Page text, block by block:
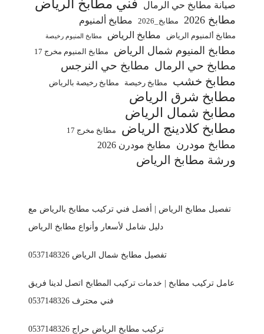
صيانة مطابخ حي الرمال فني مطابخ الرياض
مطابخ 2026 مطابخ_2026 مطابخ ألمنيوم
مطابخ ألمنيوم الرياض مطابخ الرياض مطابخ المنيوم رخيصة
مطابخ المنيوم شمال الرياض مطابخ المنيوم مخرج 17
مطابخ حي الرمال مطابخ حي النرجس
مطابخ خشب مطابخ رخيصة مطابخ رخيصة بالرياض
مطابخ شرق الرياض
مطابخ شمال الرياض
مطابخ كلادينج الرياض
مطابخ مخرج 17
مطابخ مودرن مطابخ مودرن 2026
ورشة مطابخ الرياض
تفصيل مطابخ الرياض | أفضل فني تركيب مطابخ بالرياض مع
دليل شامل لأسعار وأنواع مطابخ الرياض
تفصيل مطابخ شمال الرياض 0537148326
عامل تركيب مطابخ | خدمات تركيب المطابخ اتصل لدينا فريق
فني محترف 0537148326
تركيب مطابخ الرياض حراج 0537148326